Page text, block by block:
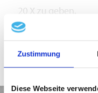
Zustimmung
Diese Webseite
20 X zu geben.
Bis 1803 war das
In der
Hof (Hsnr. 37) als
mehr lesen